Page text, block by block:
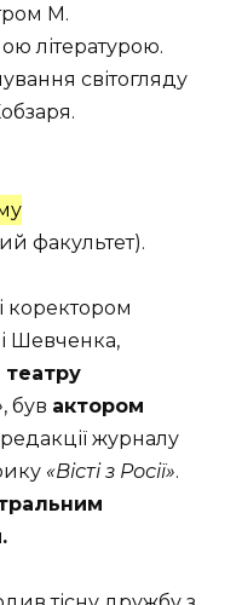
М.
літературою.
світогляду
факультет).
і коректором
Шевченка,
, був актором
журналу
«Вісті з Росії».